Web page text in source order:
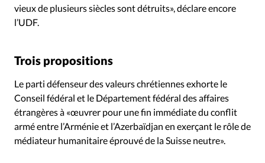
vieux de plusieurs siècles sont détruits», déclare encore
l’UDF.
Trois propositions
Le parti défenseur des valeurs chrétiennes exhorte le
Conseil fédéral et le Département fédéral des affaires
étrangères à «œuvrer pour une fin immédiate du conflit
armé entre l’Arménie et l’Azerbaïdjan en exerçant le rôle de
médiateur humanitaire éprouvé de la Suisse neutre».